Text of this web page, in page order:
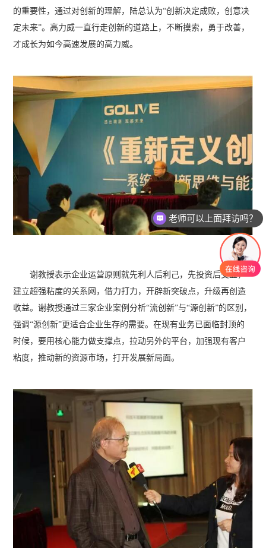
的重要性，通过对创新的理解，陆总认为“创新决定成败，创意决
定未来”。高力威一直行走创新的道路上，不断摸索，勇于改善，
才成长为如今高速发展的高力威。
谢教授表示企业运营原则就先利人后利己，先投资后受益，
建立超强粘度的关系网，借力打力，开辟新突破点，升级再创造
收益。谢教授通过三家企业案例分析“流创新”与“源创新”的区别，
强调“源创新”更适合企业生存的需要。在现有业务已面临封顶的
时候，要用核心能力做支撑点，拉动另外的平台，加强现有客户
粘度，推动新的资源市场，打开发展新局面。
老师可以上面拜访吗？
我想要了解产品